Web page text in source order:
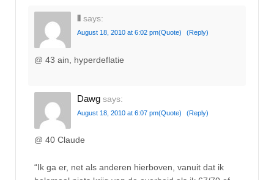
ll says:
August 18, 2010 at 6:02 pm(Quote) (Reply)
@ 43 ain, hyperdeflatie
Dawg says:
August 18, 2010 at 6:07 pm(Quote) (Reply)
@ 40 Claude
“Ik ga er, net als anderen hierboven, vanuit dat ik